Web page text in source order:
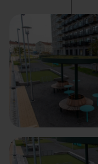
Vorige